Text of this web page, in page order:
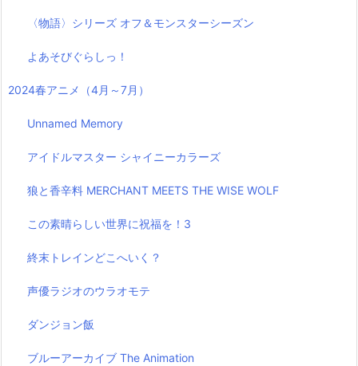
〈物語〉シリーズ オフ＆モンスターシーズン
よあそびぐらしっ！
2024春アニメ（4月～7月）
Unnamed Memory
アイドルマスター シャイニーカラーズ
狼と香辛料 MERCHANT MEETS THE WISE WOLF
この素晴らしい世界に祝福を！3
終末トレインどこへいく？
声優ラジオのウラオモテ
ダンジョン飯
ブルーアーカイブ The Animation